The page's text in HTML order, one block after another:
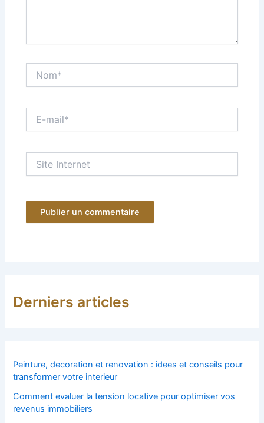
mail*
Internet
Derniers articles
Peinture, decoration et renovation : idees et conseils pour
transformer votre interieur
Comment evaluer la tension locative pour optimiser vos
revenus immobiliers